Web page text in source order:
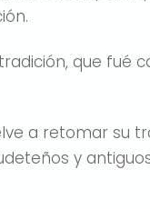
que fué
a retomar su
y